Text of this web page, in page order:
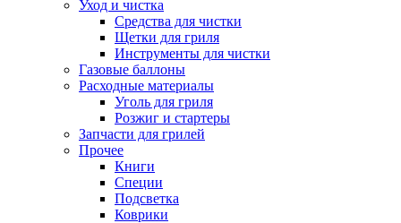
Уход и чистка
Средства для чистки
Щетки для гриля
Инструменты для чистки
Газовые баллоны
Расходные материалы
Уголь для гриля
Розжиг и стартеры
Запчасти для грилей
Прочее
Книги
Специи
Подсветка
Коврики